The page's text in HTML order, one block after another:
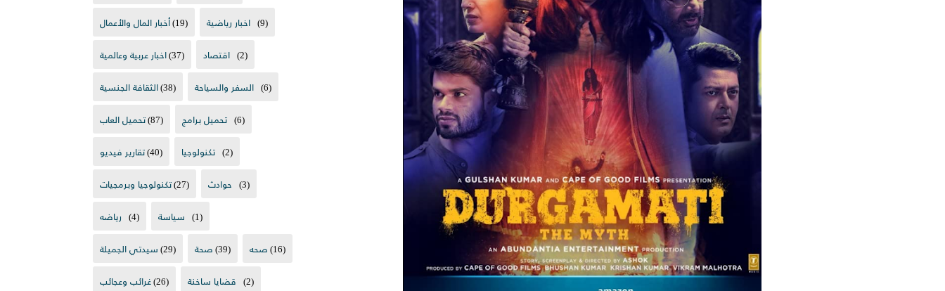
أخبار المال والأعمال(19) اخبار رياضية (9)
اخبار عربية وعالمية(37) اقتصاد (2)
الثقافة الجنسية(38) السفر والسياحة (6)
تحميل العاب(87) تحميل برامج (6)
تقارير فيديو(40) تكنولوجيا (2)
تكنولوجيا وبرمجيات(27) حوادث (3)
رياضه (4) سياسة (1)
سيدتي الجميلة(29) صحة(39) صحه(16)
غرائب وعجائب(26) قضايا ساخنة (2)